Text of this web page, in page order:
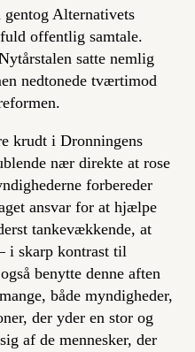
gentog Alternativets
offentlig samtale.
satte nemlig
nedtonede tværtimod
krudt i Dronningens
nær direkte at rose
forbereder
ansvar for at hjælpe
tankevækkende, at
i skarp kontrast til
benytte denne aften
både myndigheder,
der yder en stor og
af de mennesker, der